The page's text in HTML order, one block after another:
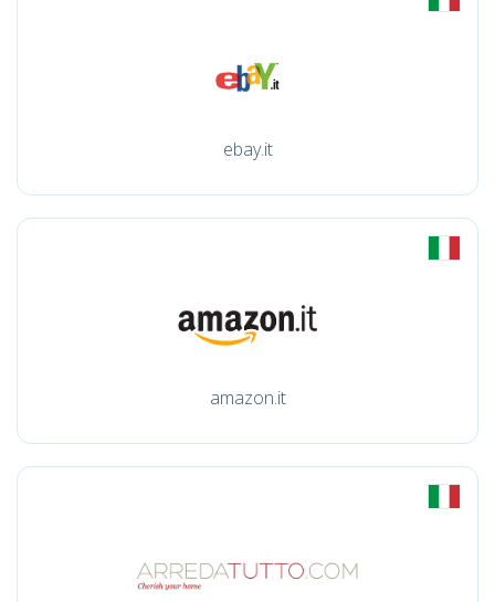
ebay.it
amazon.it